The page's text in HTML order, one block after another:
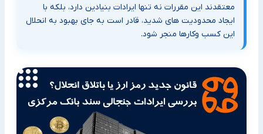
معتقدند این مقررات نه تنها ایرادات بنیادین دارد، بلکه با
ایجاد محدودیت های شدید، قادر است به جای بهبود به انحلال
این کسب وکارها منجر شود.